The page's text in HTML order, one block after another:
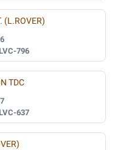
(L.ROVER)
796
TDC
637